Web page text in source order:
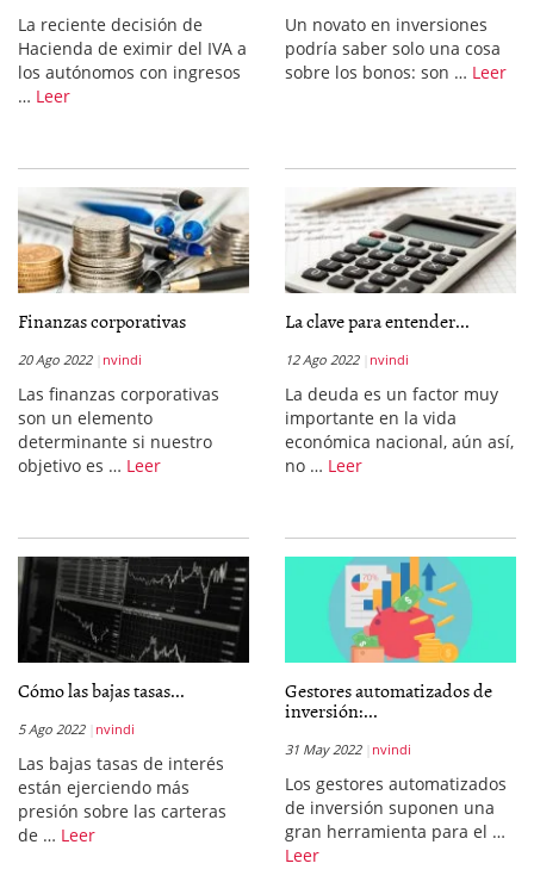
La reciente decisión de
Hacienda de eximir del IVA a
los autónomos con ingresos
… Leer
Un novato en inversiones
podría saber solo una cosa
sobre los bonos: son … Leer
Finanzas corporativas
20 Ago 2022 nvindi
Las finanzas corporativas
son un elemento
determinante si nuestro
objetivo es … Leer
La clave para entender...
12 Ago 2022 nvindi
La deuda es un factor muy
importante en la vida
económica nacional, aún así,
no … Leer
Cómo las bajas tasas...
5 Ago 2022 nvindi
Las bajas tasas de interés
están ejerciendo más
presión sobre las carteras
de … Leer
Gestores automatizados de
inversión:...
31 May 2022 nvindi
Los gestores automatizados
de inversión suponen una
gran herramienta para el …
Leer